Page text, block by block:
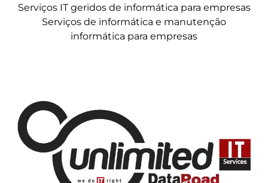
Serviços IT geridos de informática para empresas
Serviços de informática e manutenção
informática para empresas